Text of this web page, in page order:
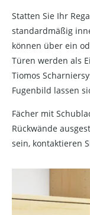
Statten Sie Ihr
standardmäßig
können über ein
Türen werden als
Tiomos
Fugenbild lassen
Fächer mit
Rückwände
sein, kontaktieren